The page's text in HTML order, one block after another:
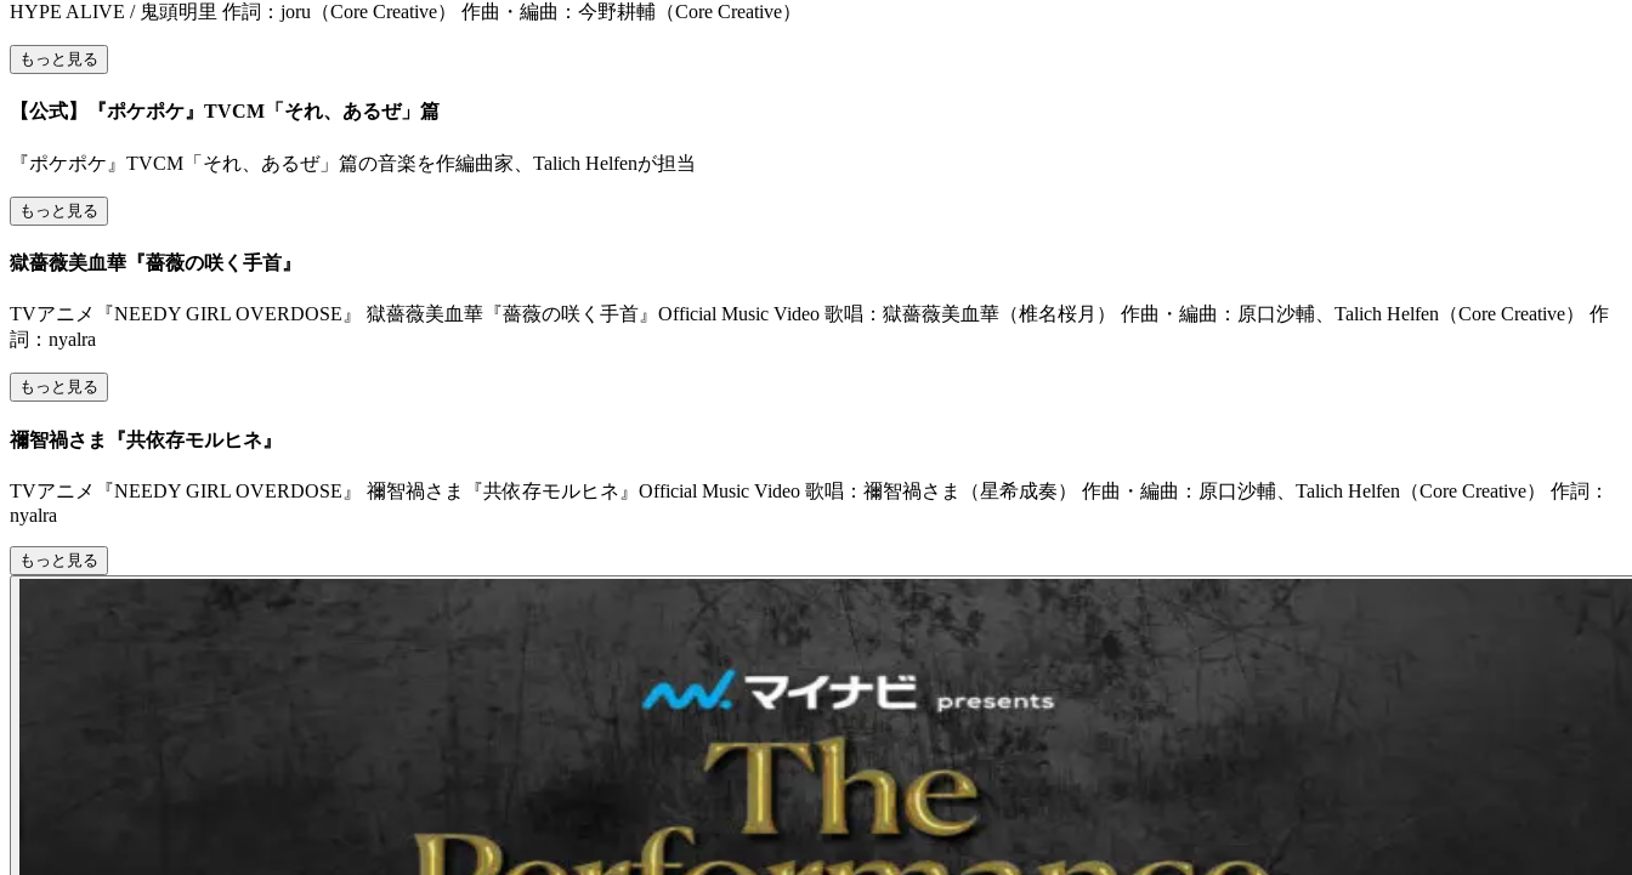
HYPE ALIVE / 鬼頭明里 作詞：joru（Core Creative） 作曲・編曲：今野耕輔（Core Creative）
もっと見る
【公式】『ポケポケ』TVCM「それ、あるぜ」篇
『ポケポケ』TVCM「それ、あるぜ」篇の音楽を作編曲家、Talich Helfenが担当
もっと見る
獄薔薇美血華『薔薇の咲く手首』
TVアニメ『NEEDY GIRL OVERDOSE』 獄薔薇美血華『薔薇の咲く手首』Official Music Video 歌唱：獄薔薇美血華（椎名桜月） 作曲・編曲：原口沙輔、Talich Helfen（Core Creative） 作
詞：nyalra
もっと見る
禰󠄀智禍さま『共依存モルヒネ』
TVアニメ『NEEDY GIRL OVERDOSE』 禰󠄀智禍さま『共依存モルヒネ』Official Music Video 歌唱：禰󠄀智禍さま（星希成奏） 作曲・編曲：原口沙輔、Talich Helfen（Core Creative） 作詞：
nyalra
もっと見る